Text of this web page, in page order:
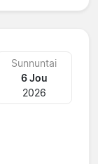
Sunnuntai
6 Jou
2026